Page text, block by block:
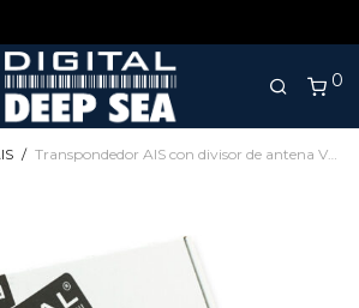
0
/ Transpondedor AIS con divisor de antena VHF